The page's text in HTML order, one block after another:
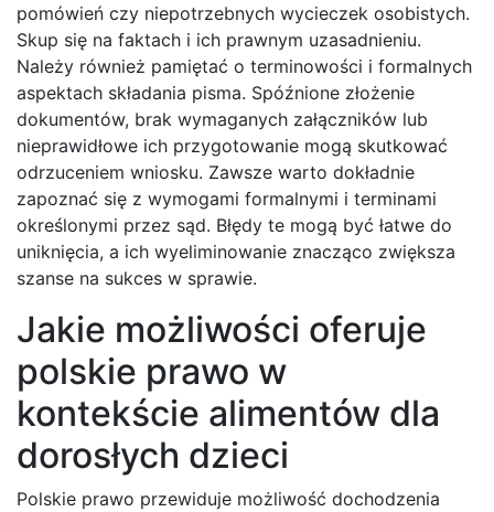
pomówień czy niepotrzebnych wycieczek osobistych.
Skup się na faktach i ich prawnym uzasadnieniu.
Należy również pamiętać o terminowości i formalnych
aspektach składania pisma. Spóźnione złożenie
dokumentów, brak wymaganych załączników lub
nieprawidłowe ich przygotowanie mogą skutkować
odrzuceniem wniosku. Zawsze warto dokładnie
zapoznać się z wymogami formalnymi i terminami
określonymi przez sąd. Błędy te mogą być łatwe do
uniknięcia, a ich wyeliminowanie znacząco zwiększa
szanse na sukces w sprawie.
Jakie możliwości oferuje
polskie prawo w
kontekście alimentów dla
dorosłych dzieci
Polskie prawo przewiduje możliwość dochodzenia